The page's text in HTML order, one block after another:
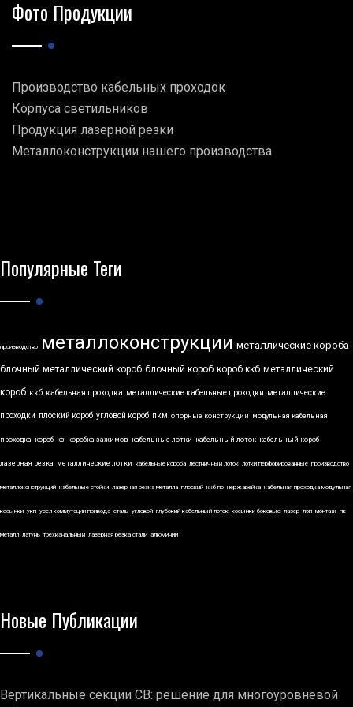
Фото Продукции
Производство кабельных проходок
Корпуса светильников
Продукция лазерной резки
Металлоконструкции нашего производства
Популярные Теги
производство металлоконструкции металлические короба
блочный металлический короб блочный короб короб ккб металлический
короб ккб кабельная проходка металлические кабельные проходки металлические
проходки плоский короб угловой короб пкм опорные конструкции модульная кабельная
проходка короб кз коробка зажимов кабельные лотки кабельный лоток кабельный короб
лазерная резка металлические лотки кабельные короба лестничный лоток лотки перфорированные производство
металлоконструкций кабельные стойки лазерная резка металла плоский ккб по нержавейка кабельная проходка модульная
косынки укп узел коммутации привода сталь угловой глубокий кабельный лоток косынки боковые лазер лэп монтаж пк
металл латунь трехканальный лазерная резка стали алюминий
Новые Публикации
Вертикальные секции СВ: решение для многоуровневой